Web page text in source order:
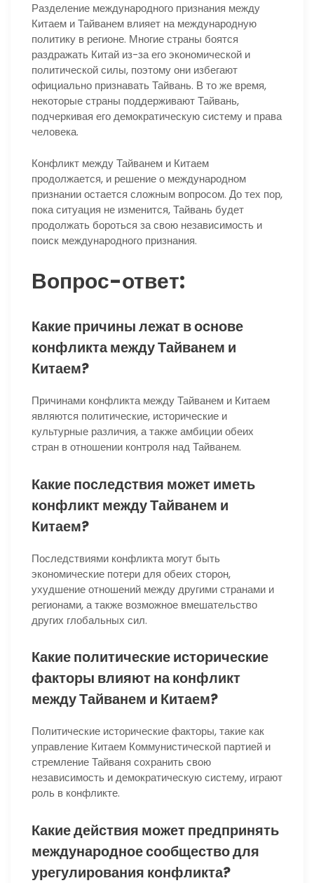
Разделение международного признания между
Китаем и Тайванем влияет на международную
политику в регионе. Многие страны боятся
раздражать Китай из-за его экономической и
политической силы, поэтому они избегают
официально признавать Тайвань. В то же время,
некоторые страны поддерживают Тайвань,
подчеркивая его демократическую систему и права
человека.
Конфликт между Тайванем и Китаем
продолжается, и решение о международном
признании остается сложным вопросом. До тех пор,
пока ситуация не изменится, Тайвань будет
продолжать бороться за свою независимость и
поиск международного признания.
Вопрос-ответ:
Какие причины лежат в основе
конфликта между Тайванем и
Китаем?
Причинами конфликта между Тайванем и Китаем
являются политические, исторические и
культурные различия, а также амбиции обеих
стран в отношении контроля над Тайванем.
Какие последствия может иметь
конфликт между Тайванем и
Китаем?
Последствиями конфликта могут быть
экономические потери для обеих сторон,
ухудшение отношений между другими странами и
регионами, а также возможное вмешательство
других глобальных сил.
Какие политические исторические
факторы влияют на конфликт
между Тайванем и Китаем?
Политические исторические факторы, такие как
управление Китаем Коммунистической партией и
стремление Тайваня сохранить свою
независимость и демократическую систему, играют
роль в конфликте.
Какие действия может предпринять
международное сообщество для
урегулирования конфликта?